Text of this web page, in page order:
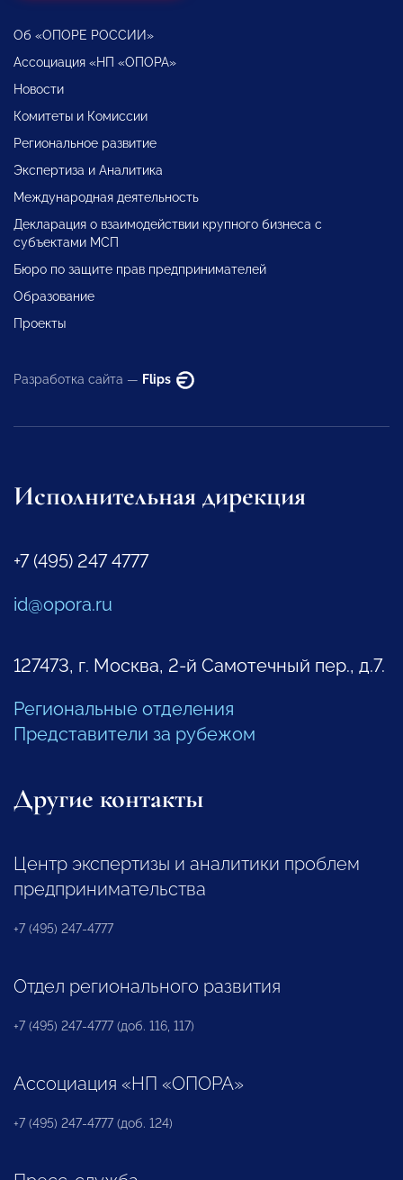
Об «ОПОРЕ РОССИИ»
Ассоциация «НП «ОПОРА»
Новости
Комитеты и Комиссии
Региональное развитие
Экспертиза и Аналитика
Международная деятельность
Декларация о взаимодействии крупного бизнеса с
субъектами МСП
Бюро по защите прав предпринимателей
Образование
Проекты
Разработка сайта — Flips
Исполнительная дирекция
+7 (495) 247 4777
id@opora.ru
127473, г. Москва, 2-й Самотечный пер., д.7.
Региональные отделения
Представители за рубежом
Другие контакты
Центр экспертизы и аналитики проблем
предпринимательства
+7 (495) 247-4777
Отдел регионального развития
+7 (495) 247-4777 (доб. 116, 117)
Ассоциация «НП «ОПОРА»
+7 (495) 247-4777 (доб. 124)